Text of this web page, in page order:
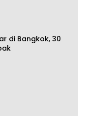
di Bangkok, 30